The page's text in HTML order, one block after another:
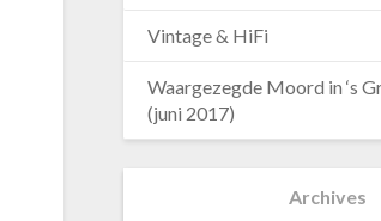
Vintage & HiFi
Waargezegde Moord in ‘s
(juni 2017)
Archives